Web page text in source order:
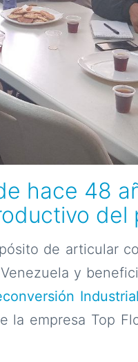
hace 48
del
de articular
y
la empresa Top